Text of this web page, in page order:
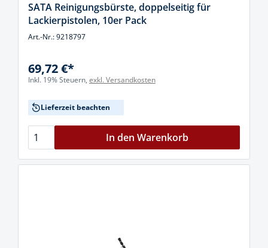
SATA Reinigungsbürste, doppelseitig für
Lackierpistolen, 10er Pack
Art.-Nr.: 9218797
69,72 €*
Inkl. 19% Steuern, exkl. Versandkosten
Lieferzeit beachten
In den Warenkorb